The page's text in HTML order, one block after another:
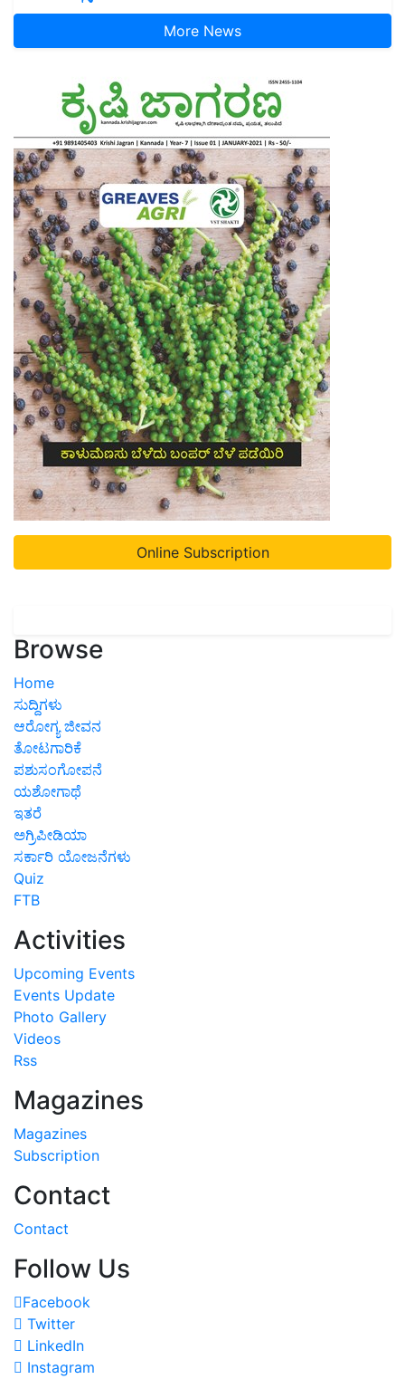
More News
Online Subscription
Browse
Home
ಸುದ್ದಿಗಳು
ಆರೋಗ್ಯ ಜೀವನ
ತೋಟಗಾರಿಕೆ
ಪಶುಸಂಗೋಪನೆ
ಯಶೋಗಾಥೆ
ಇತರೆ
ಅಗ್ರಿಪೀಡಿಯಾ
ಸರ್ಕಾರಿ ಯೋಜನೆಗಳು
Quiz
FTB
Activities
Upcoming Events
Events Update
Photo Gallery
Videos
Rss
Magazines
Magazines
Subscription
Contact
Contact
Follow Us
Facebook
Twitter
LinkedIn
Instagram